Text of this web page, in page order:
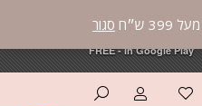
ש״ח סגור
פרינססה פאשן
FREE - In Google Play
פרינססה פאשן
FREE - In Google Play